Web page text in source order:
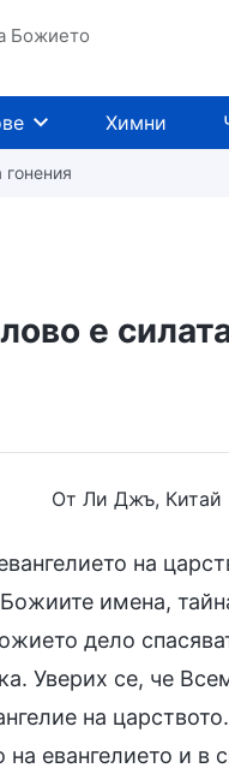
Божието
Химни
гонения
е
От Ли Джъ, Китай
на
имена,
дело
Уверих се, че
на
евангелието и в